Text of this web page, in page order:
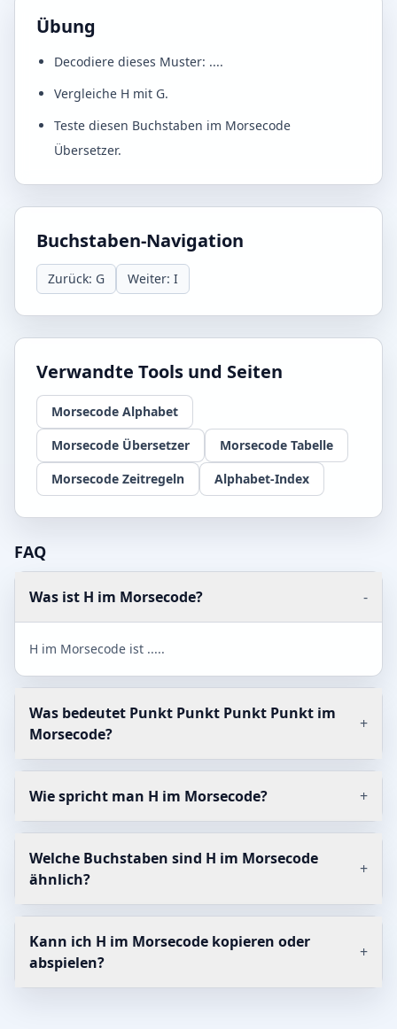
Übung
Decodiere dieses Muster: ....
Vergleiche H mit G.
Teste diesen Buchstaben im Morsecode
Übersetzer.
Buchstaben-Navigation
Zurück: G Weiter: I
Verwandte Tools und Seiten
Morsecode Alphabet
Morsecode Übersetzer
Morsecode Tabelle
Morsecode Zeitregeln
Alphabet-Index
FAQ
Was ist H im Morsecode? -
H im Morsecode ist .....
Was bedeutet Punkt Punkt Punkt Punkt im
Morsecode?
+
Wie spricht man H im Morsecode? +
Welche Buchstaben sind H im Morsecode
ähnlich?
+
Kann ich H im Morsecode kopieren oder
abspielen?
+